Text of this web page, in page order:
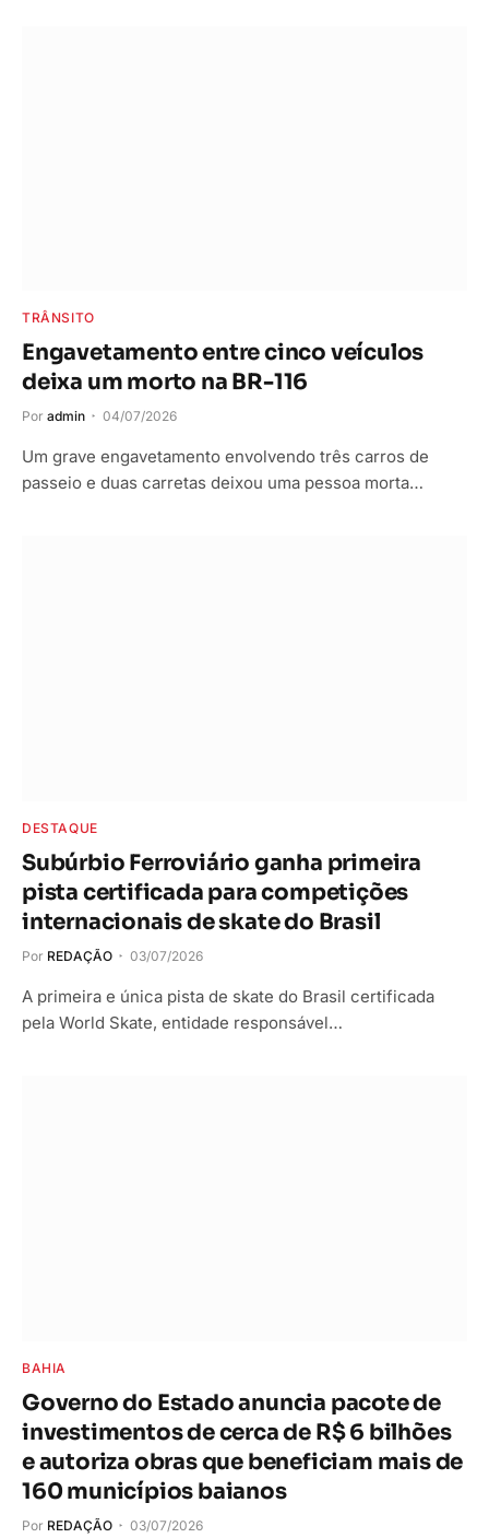
TRÂNSITO
Engavetamento entre cinco veículos
deixa um morto na BR-116
Por admin 04/07/2026
Um grave engavetamento envolvendo três carros de
passeio e duas carretas deixou uma pessoa morta…
DESTAQUE
Subúrbio Ferroviário ganha primeira
pista certificada para competições
internacionais de skate do Brasil
Por REDAÇÃO 03/07/2026
A primeira e única pista de skate do Brasil certificada
pela World Skate, entidade responsável…
BAHIA
Governo do Estado anuncia pacote de
investimentos de cerca de R$ 6 bilhões
e autoriza obras que beneficiam mais de
160 municípios baianos
Por REDAÇÃO 03/07/2026